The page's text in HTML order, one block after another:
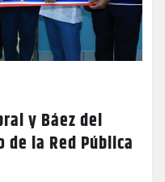
y Báez del
la Red Pública